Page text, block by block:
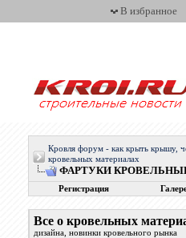
В избранное
Кровля форум - как крыть крышу,
кровельных материалах
ФАРТУКИ
Регистрация
Все о кровельных
дизайна, новинки кровельного рынка